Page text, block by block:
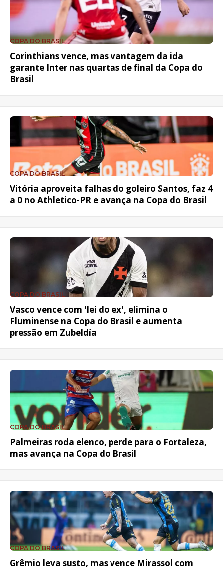
COPA DO BRASIL
Corinthians vence, mas vantagem da ida
garante Inter nas quartas de final da Copa do
Brasil
COPA DO BRASIL
Vitória aproveita falhas do goleiro Santos, faz 4
a 0 no Athletico-PR e avança na Copa do Brasil
COPA DO BRASIL
Vasco vence com 'lei do ex', elimina o
Fluminense na Copa do Brasil e aumenta
pressão em Zubeldía
COPA DO BRASIL
Palmeiras roda elenco, perde para o Fortaleza,
mas avança na Copa do Brasil
COPA DO BRASIL
Grêmio leva susto, mas vence Mirassol com